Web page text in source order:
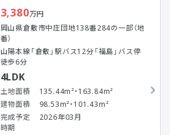
3,380万円
岡山県倉敷市中庄団地138番284の一部（地
番）
山陽本線「倉敷」駅バス12分「福島」バス停
徒歩6分
4LDK
土地面積
135.44m²・163.84m²
建物面積
98.53m²・101.43m²
完成予定
時期
2026年03月